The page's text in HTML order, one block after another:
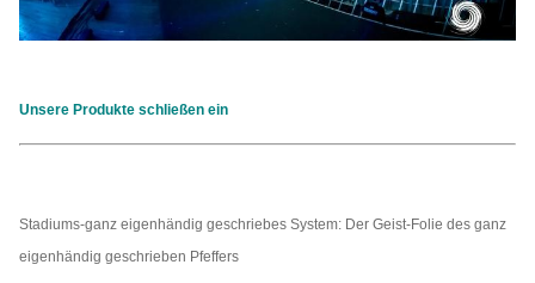
Unsere Produkte schließen ein
Stadiums-ganz eigenhändig geschriebes System: Der Geist-Folie des ganz
eigenhändig geschrieben Pfeffers